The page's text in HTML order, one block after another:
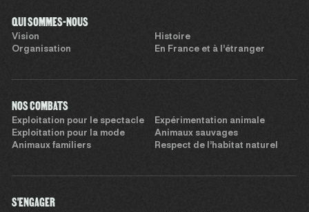
QUI SOMMES-NOUS
Vision
Histoire
Organisation
En France et à l’étranger
NOS COMBATS
Exploitation pour le spectacle
Expérimentation animale
Exploitation pour la mode
Animaux sauvages
Animaux familiers
Respect de l’habitat naturel
S'ENGAGER